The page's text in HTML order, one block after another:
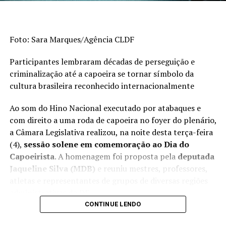
juros no Brasil
Novas edições da Revista Com Censo serão lançadas na
sexta-feira (4)
Foto: Sara Marques/Agência CLDF
Participantes lembraram décadas de perseguição e
criminalização até a capoeira se tornar símbolo da
cultura brasileira reconhecido internacionalmente
Ao som do Hino Nacional executado por atabaques e
com direito a uma roda de capoeira no foyer do plenário,
a Câmara Legislativa realizou, na noite desta terça-feira
(4), sessão solene em comemoração ao Dia do
Capoeirista. A homenagem foi proposta peladeputada
Jaqueline Silva (MDB) e reuniu mestres, professores,
Durante a cerimônia, autoridades e capoeiristas
CONTINUE LENDO